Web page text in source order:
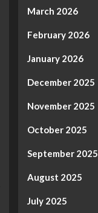
March 2026
February 2026
January 2026
December 2025
November 2025
October 2025
September 2025
August 2025
July 2025